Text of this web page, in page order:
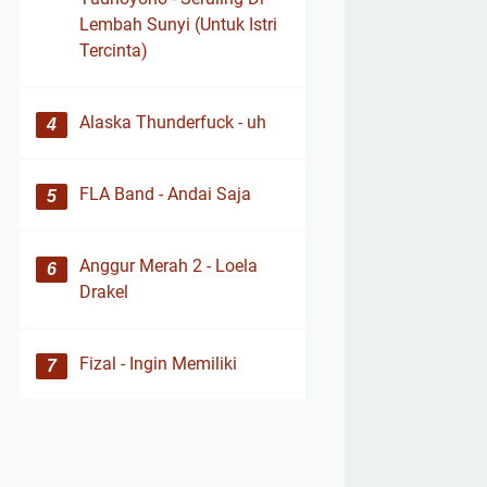
Lembah Sunyi (Untuk Istri
Tercinta)
Alaska Thunderfuck - uh
FLA Band - Andai Saja
Anggur Merah 2 - Loela
Drakel
Fizal - Ingin Memiliki